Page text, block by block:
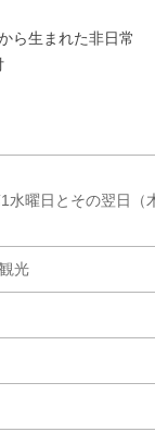
ら生まれた非日常
水曜日とその翌日（
光